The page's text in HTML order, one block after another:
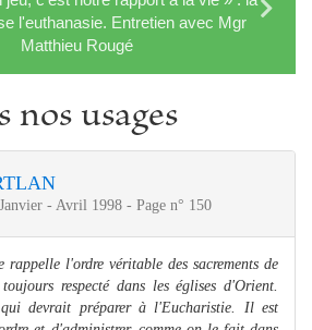
l'euthanasie. Entretien avec Mgr
Matthieu Rougé
nos usages
- Avril 1998 - Page n° 150
rappelle l'ordre véritable des sacrements de
respecté dans les églises d'Orient.
devrait préparer à l'Eucharistie. Il est